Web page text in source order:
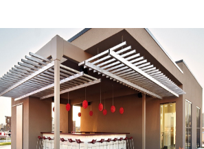
Four Seasons